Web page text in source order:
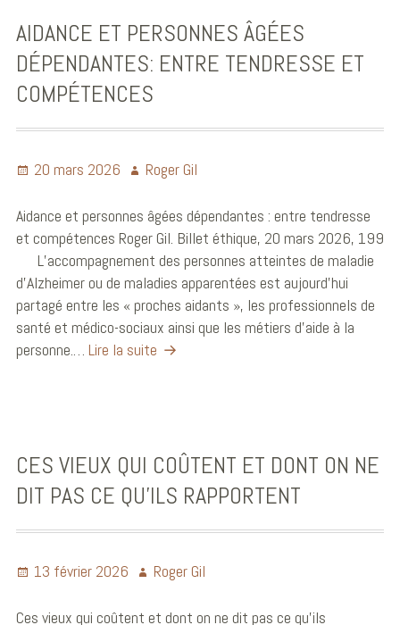
AIDANCE ET PERSONNES ÂGÉES
DÉPENDANTES: ENTRE TENDRESSE ET
COMPÉTENCES
20 mars 2026 Roger Gil
Aidance et personnes âgées dépendantes : entre tendresse
et compétences Roger Gil. Billet éthique, 20 mars 2026, 199
L’accompagnement des personnes atteintes de maladie
d’Alzheimer ou de maladies apparentées est aujourd’hui
partagé entre les « proches aidants », les professionnels de
santé et médico-sociaux ainsi que les métiers d’aide à la
personne.… Lire la suite
CES VIEUX QUI COÛTENT ET DONT ON NE
DIT PAS CE QU’ILS RAPPORTENT
13 février 2026 Roger Gil
Ces vieux qui coûtent et dont on ne dit pas ce qu’ils